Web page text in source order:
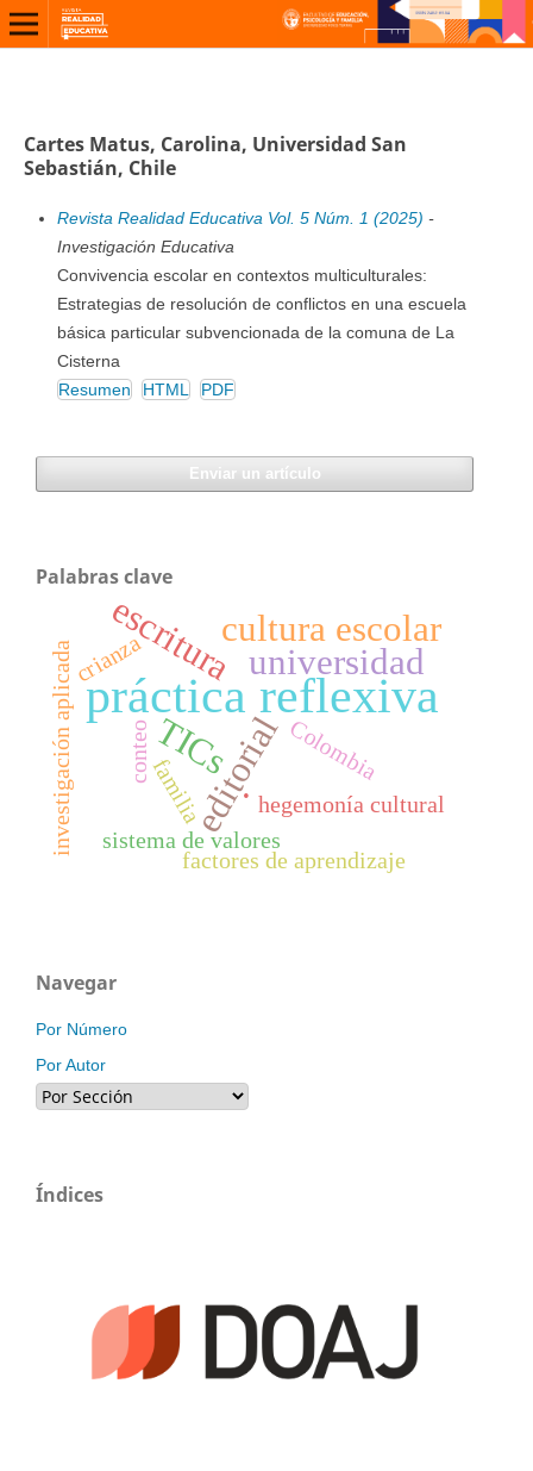
Cartes Matus, Carolina, Universidad San
Sebastián, Chile
Revista Realidad Educativa Vol. 5 Núm. 1 (2025) -
Investigación Educativa
Convivencia escolar en contextos multiculturales:
Estrategias de resolución de conflictos en una escuela
básica particular subvencionada de la comuna de La
Cisterna
Resumen
HTML PDF
Enviar un artículo
Palabras clave
práctica reflexiva
editorial
universidad
.
cultura escolar
TICs
escritura
hegemonía cultural
crianza
Colombia
sistema de valores
conteo
familia
investigación aplicada
factores de aprendizaje
Navegar
Por Número
Por Autor
Índices